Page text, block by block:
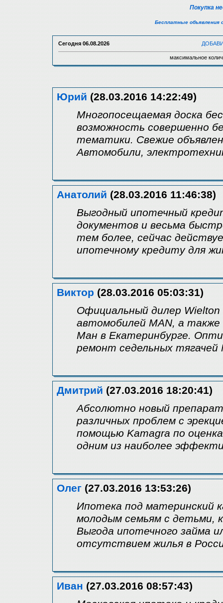
Покупка
Бесплатные объявления
Сегодня 06.08.2026
максимальное
Юрий (28.03.2016 14:22:49)
Многопосещаемая доска
возможность совершенно
тематики. Свежие
Автомобили,
Анатолий (28.03.2016 11:46:38)
Выгодный ипотечный
документов и весьма
тем более, сейчас
ипотечному кредиту для
Виктор (28.03.2016 05:03:31)
Официальный дилер Wielton
автомобилей MAN, а также
Ман в Екатеринбурге.
ремонт седельных тягачей
Дмитрий (27.03.2016 18:20:41)
Абсолютно новый
различных проблем с
помощью Kamagra по
одним из наиболее
Олег (27.03.2016 13:53:26)
Ипотека под материнский
молодым семьям с детьми,
Выгода ипотечного займа
отсутствием жилья в
Иван (27.03.2016 08:57:43)